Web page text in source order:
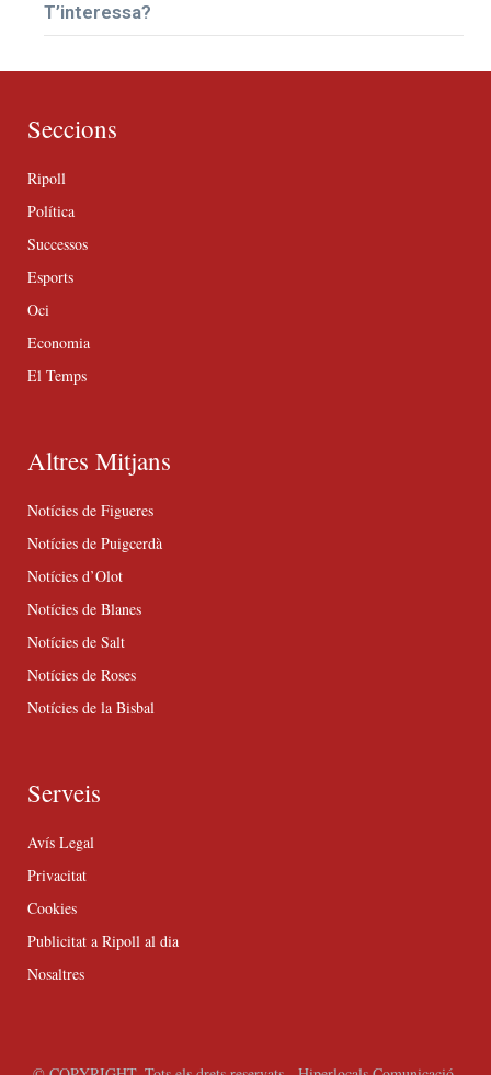
T’interessa?
Seccions
Ripoll
Política
Successos
Esports
Oci
Economia
El Temps
Altres Mitjans
Notícies de Figueres
Notícies de Puigcerdà
Notícies d’Olot
Notícies de Blanes
Notícies de Salt
Notícies de Roses
Notícies de la Bisbal
Serveis
Avís Legal
Privacitat
Cookies
Publicitat a Ripoll al dia
Nosaltres